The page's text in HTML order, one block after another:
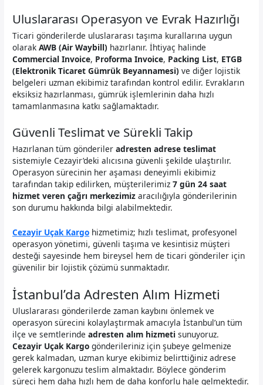
Uluslararası Operasyon ve Evrak Hazırlığı
Ticari gönderilerde uluslararası taşıma kurallarına uygun
olarakAWB (Air Waybill) hazırlanır. İhtiyaç halinde
Commercial Invoice, Proforma Invoice, Packing List, ETGB
(Elektronik Ticaret Gümrük Beyannamesi) ve diğer lojistik
belgeleri uzman ekibimiz tarafından kontrol edilir. Evrakların
eksiksiz hazırlanması, gümrük işlemlerinin daha hızlı
tamamlanmasına katkı sağlamaktadır.
Güvenli Teslimat ve Sürekli Takip
Hazırlanan tüm gönderileradresten adrese teslimat
sistemiyle Cezayir’deki alıcısına güvenli şekilde ulaştırılır.
Operasyon sürecinin her aşaması deneyimli ekibimiz
tarafından takip edilirken, müşterilerimiz7 gün 24 saat
hizmet veren çağrı merkezimiz aracılığıyla gönderilerinin
son durumu hakkında bilgi alabilmektedir.
Cezayir Uçak Kargo hizmetimiz; hızlı teslimat, profesyonel
operasyon yönetimi, güvenli taşıma ve kesintisiz müşteri
desteği sayesinde hem bireysel hem de ticari gönderiler için
güvenilir bir lojistik çözümü sunmaktadır.
İstanbul’da Adresten Alım Hizmeti
Uluslararası gönderilerde zaman kaybını önlemek ve
operasyon sürecini kolaylaştırmak amacıyla İstanbul’un tüm
ilçe ve semtlerindeadresten alım hizmeti sunuyoruz.
Cezayir Uçak Kargo gönderileriniz için şubeye gelmenize
gerek kalmadan, uzman kurye ekibimiz belirttiğiniz adrese
gelerek kargonuzu teslim almaktadır. Böylece gönderim
süreci hem daha hızlı hem de daha konforlu hale gelmektedir.